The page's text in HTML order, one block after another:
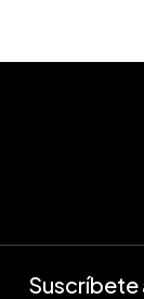
Suscríbete